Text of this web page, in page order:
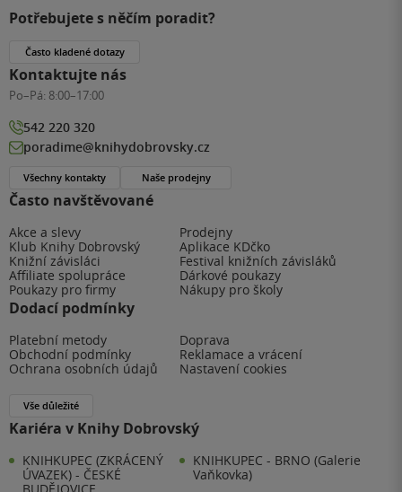
Často navštěvované
Akce a slevy
Prodejny
Klub Knihy Dobrovský
Aplikace KDčko
Knižní závisláci
Festival knižních závisláků
Affiliate spolupráce
Dárkové poukazy
Poukazy pro firmy
Nákupy pro školy
Dodací podmínky
Platební metody
Doprava
Obchodní podmínky
Reklamace a vrácení
Ochrana osobních údajů
Nastavení cookies
Vše důležité
Kariéra v Knihy Dobrovský
KNIHKUPEC (ZKRÁCENÝ
ÚVAZEK) - ČESKÉ
KNIHKUPEC - BRNO (Galerie
Vaňkovka)
Potřebujete s něčím poradit?
Často kladené dotazy
Kontaktujte nás
Po–Pá: 8:00–17:00
542 220 320
poradime@knihydobrovsky.cz
Všechny kontakty Naše prodejny